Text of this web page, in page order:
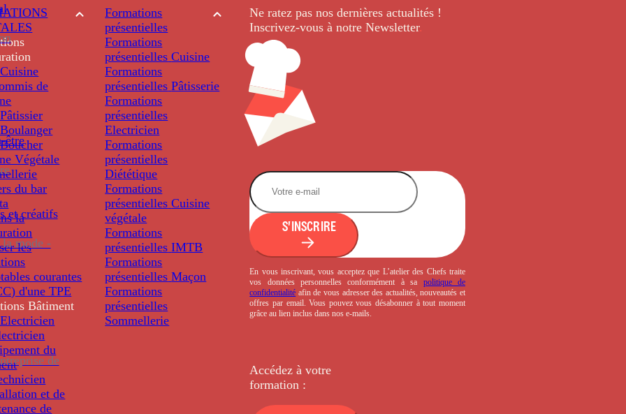
être
et créatifs
mode -
de
de
Végétale
du bar
la
les
courantes
d'une TPE
Bâtiment
du
et de
de
Formations
présentielles
Formations
présentielles Cuisine
Formations
présentielles Pâtisserie
Formations
présentielles
Electricien
Formations
présentielles
Diététique
Formations
présentielles Cuisine
végétale
Formations
présentielles IMTB
Formations
présentielles Maçon
Formations
présentielles
Sommellerie
Ne ratez pas nos dernièresactualités !
Inscrivez-vous à notre Newsletter.
S'INSCRIRE
En vous inscrivant, vous acceptez que L’atelier des Chefs traite
vos données personnelles conformément à sa politique de
confidentialité afin de vous adresser des actualités, nouveautés et
offres par email. Vous pouvez vous désabonner à tout moment
grâce au lien inclus dans nos e-mails.
Accédez à votre
formation :